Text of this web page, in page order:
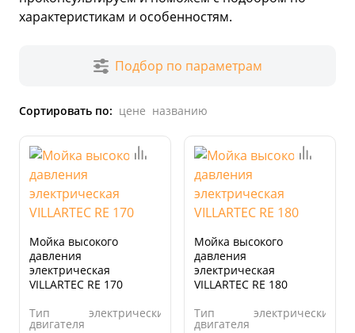
характеристикам и особенностям.
Подбор по параметрам
Сортировать по: цене названию
Мойка высокого
давления
электрическая
VILLARTEC RE 170
Тип
двигателя
электрический
Мойка высокого
давления
электрическая
VILLARTEC RE 180
Тип
двигателя
электрический